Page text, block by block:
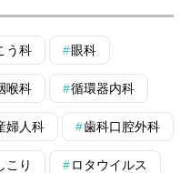
う科 眼科
喉科 循環器内科
婦人科 歯科口腔外科
こり ロタウイルス